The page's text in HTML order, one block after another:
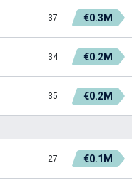
37 €0.3M
34 €0.2M
35 €0.2M
27 €0.1M